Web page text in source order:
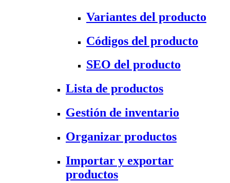
Variantes del producto
Códigos del producto
SEO del producto
Lista de productos
Gestión de inventario
Organizar productos
Importar y exportar
productos